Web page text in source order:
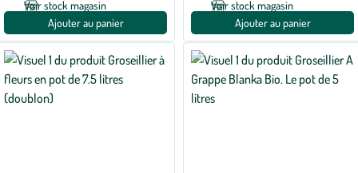
Voir stock magasin
Ajouter au panier
Voir stock magasin
Ajouter au panier